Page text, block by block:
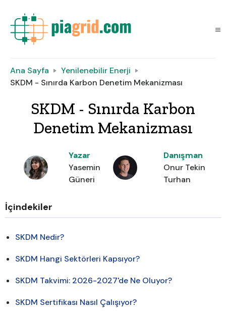
Ana Sayfa
Yenilenebilir Enerji
SKDM - Sınırda Karbon Denetim Mekanizması
SKDM - Sınırda Karbon
Denetim Mekanizması
Yazar
Yasemin
Güneri
Danışman
Onur Tekin
Turhan
İçindekiler
SKDM Nedir?
SKDM Hangi Sektörleri Kapsıyor?
SKDM Takvimi: 2026-2027'de Ne Oluyor?
SKDM Sertifikası Nasıl Çalışıyor?